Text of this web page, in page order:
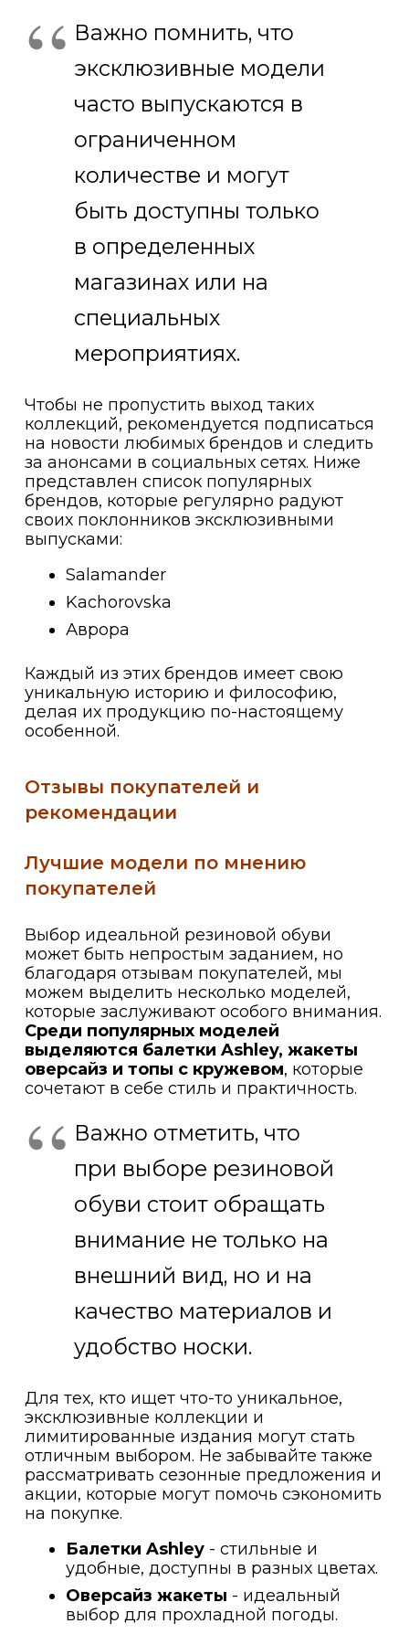
Важно помнить, что
эксклюзивные модели
часто выпускаются в
ограниченном
количестве и могут
быть доступны только
в определенных
магазинах или на
специальных
мероприятиях.
Чтобы не пропустить выход таких
коллекций, рекомендуется подписаться
на новости любимых брендов и следить
за анонсами в социальных сетях. Ниже
представлен список популярных
брендов, которые регулярно радуют
своих поклонников эксклюзивными
выпусками:
Salamander
Kachorovska
Аврора
Каждый из этих брендов имеет свою
уникальную историю и философию,
делая их продукцию по-настоящему
особенной.
Отзывы покупателей и
рекомендации
Лучшие модели по мнению
покупателей
Выбор идеальной резиновой обуви
может быть непростым заданием, но
благодаря отзывам покупателей, мы
можем выделить несколько моделей,
которые заслуживают особого внимания.
Среди популярных моделей
выделяются балетки Ashley, жакеты
оверсайз и топы с кружевом, которые
сочетают в себе стиль и практичность.
Важно отметить, что
при выборе резиновой
обуви стоит обращать
внимание не только на
внешний вид, но и на
качество материалов и
удобство носки.
Для тех, кто ищет что-то уникальное,
эксклюзивные коллекции и
лимитированные издания могут стать
отличным выбором. Не забывайте также
рассматривать сезонные предложения и
акции, которые могут помочь сэкономить
на покупке.
Балетки Ashley - стильные и
удобные, доступны в разных цветах.
Оверсайз жакеты - идеальный
выбор для прохладной погоды.